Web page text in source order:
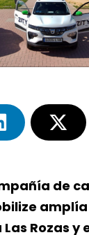
de
Rozas y